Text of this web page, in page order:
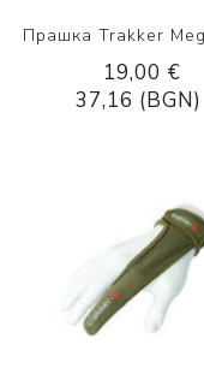
Прашка Trakker
19,00 €
37,16 (BGN)